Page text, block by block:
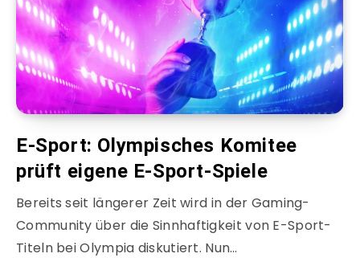
E-Sport: Olympisches Komitee
prüft eigene E-Sport-Spiele
Bereits seit längerer Zeit wird in der Gaming-
Community über die Sinnhaftigkeit von E-Sport-
Titeln bei Olympia diskutiert. Nun…